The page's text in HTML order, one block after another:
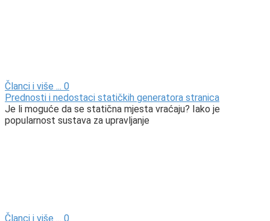
Članci i više ... 0
Prednosti i nedostaci statičkih generatora stranica
Je li moguće da se statična mjesta vraćaju? Iako je
popularnost sustava za upravljanje
Članci i više ... 0